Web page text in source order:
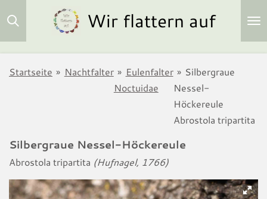
Zum
Hauptinhalt
Wir flattern auf
Startseite » Nachtfalter » Eulenfalter
Noctuidae
» Silbergraue
Nessel-
Höckereule
Abrostola tripartita
Silbergraue Nessel-Höckereule
Abrostola tripartita (Hufnagel, 1766)